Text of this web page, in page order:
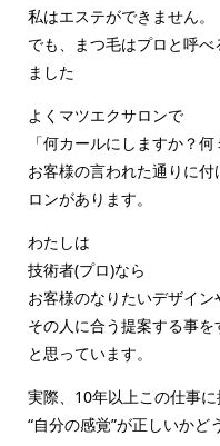
私はエステができません。
でも、まつ毛はプロと呼
ました
よくマツエクサロンで
「何カールにしますか？
お客様の言われた通りに
ロンがあります。
わたしは
技術者(プロ)なら
お客様のなりたいデザイン
その人に合う提案する事を
と思っています。
実際、10年以上この仕事
“自分の感覚”が正しいかど